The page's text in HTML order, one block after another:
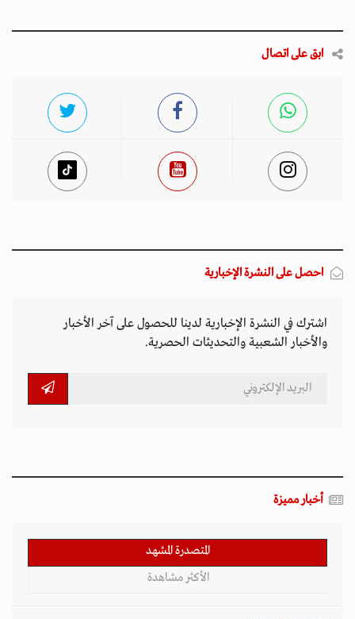
ابق على اتصال
احصل على النشرة الإخبارية
اشترك في النشرة الإخبارية لدينا للحصول على آخر الأخبار
والأخبار الشعبية والتحديثات الحصرية.
أخبار مميزة
المتصدرة المشهد
الأكثر مشاهدة